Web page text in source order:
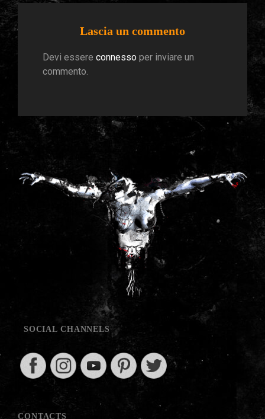
Lascia un commento
Devi essere connesso per inviare un
commento.
SOCIAL CHANNELS
CONTACTS